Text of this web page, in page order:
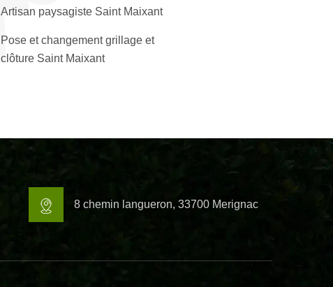
Artisan paysagiste Saint Maixant
Pose et changement grillage et
clôture Saint Maixant
8 chemin langueron, 33700 Merignac